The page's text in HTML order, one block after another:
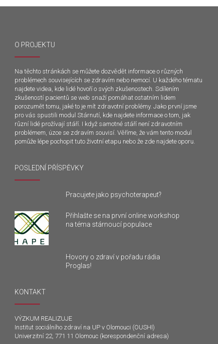
O PROJEKTU
Na těchto stránkách se můžete dozvědět informace o různých
problémech souvisejících se zdravím nebo nemocí. U každého tématu
najdete videa, kde lidé hovoří o svých zkušenostech. Sdílením
zkušeností pacientů se web snaží pomáhat ostatním lidem
porozumět tomu, jaké to je mít zdravotní problémy. Jako první jsme
pro vás spustili modul Stárnutí, kde najdete informace o tom, jak
různí lidé prožívají stáří. I když samotné stáří není zdravotním
problémem, úzce se zdravím souvisí. Věříme, že vám tento modul
pomůže lépe pochopit tuto životní etapu nebo že zde najdete oporu.
POSLEDNÍ PŘÍSPĚVKY
Pracujete jako psychoterapeut?
Přihlašte se na první online workshop
na téma stárnoucí populace
Hovory o zdraví v pořadu rádia
Proglas!
KONTAKT
VÝZKUM REALIZUJE
Institut sociálního zdraví na UP v Olomouci (OUSHI)
Univerzitní 22, 771 11 Olomouc (korespondenční adresa)